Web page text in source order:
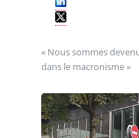
« Nous sommes
dans le macronisme »